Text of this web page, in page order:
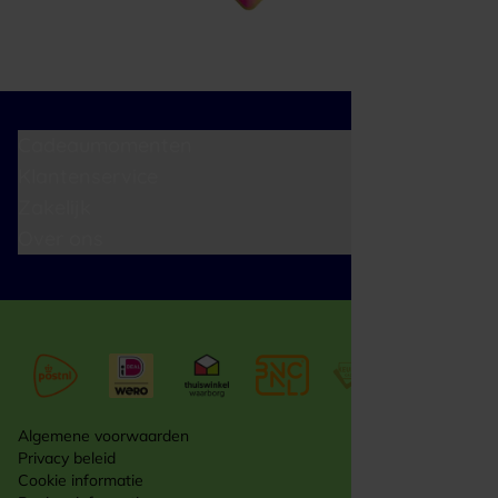
Algemene voorwaarden
Privacy beleid
Cookie informatie